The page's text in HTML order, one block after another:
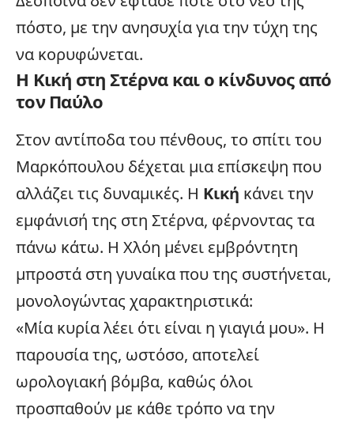
πόστο, με την ανησυχία για την τύχη της
να κορυφώνεται.
Η Κική στη Στέρνα και ο κίνδυνος από
τον Παύλο
Στον αντίποδα του πένθους, το σπίτι του
Μαρκόπουλου δέχεται μια επίσκεψη που
αλλάζει τις δυναμικές. Η Κική κάνει την
εμφάνισή της στη Στέρνα, φέρνοντας τα
πάνω κάτω. Η Χλόη μένει εμβρόντητη
μπροστά στη γυναίκα που της συστήνεται,
μονολογώντας χαρακτηριστικά:
«Μία κυρία λέει ότι είναι η γιαγιά μου». Η
παρουσία της, ωστόσο, αποτελεί
ωρολογιακή βόμβα, καθώς όλοι
προσπαθούν με κάθε τρόπο να την